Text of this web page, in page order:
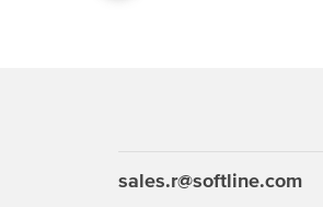
sales.r@softline.com